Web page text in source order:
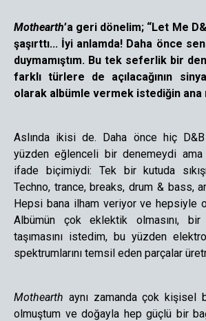
Mothearth’a geri dönelim; “Let Me
şaşırttı... İyi anlamda! Daha önce
duymamıştım. Bu tek seferlik bir
farklı türlere de açılacağının
olarak albümle vermek istediğin ana
Aslında ikisi de. Daha önce hiç D&B
yüzden eğlenceli bir denemeydi ama
ifade biçimiydi: Tek bir kutuda
Techno, trance, breaks, drum & bass,
Hepsi bana ilham veriyor ve hepsiyle
Albümün çok eklektik olmasını, bir
taşımasını istedim, bu yüzden
spektrumlarını temsil eden parçalar
Mothearth aynı zamanda çok kişisel
olmuştum ve doğayla hep güçlü bir